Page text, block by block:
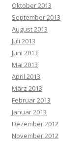
Oktober 2013
September 2013
August 2013
Juli 2013
Juni 2013
Mai 2013
April 2013
März 2013
Februar 2013
Januar 2013
Dezember 2012
November 2012